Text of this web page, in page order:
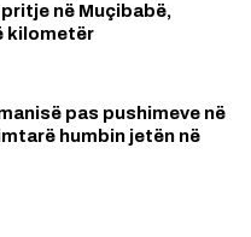
në Muçibabë,
kilometër
pas pushimeve në
humbin jetën në